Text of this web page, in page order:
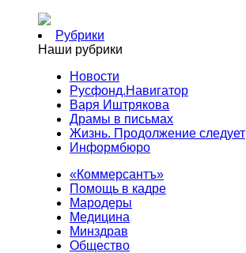
Рубрики
Наши рубрики
Новости
Русфонд.Навигатор
Варя Иштрякова
Драмы в письмах
Жизнь. Продолжение следует
Информбюро
«Коммерсантъ»
Помощь в кадре
Мародеры
Медицина
Минздрав
Общество